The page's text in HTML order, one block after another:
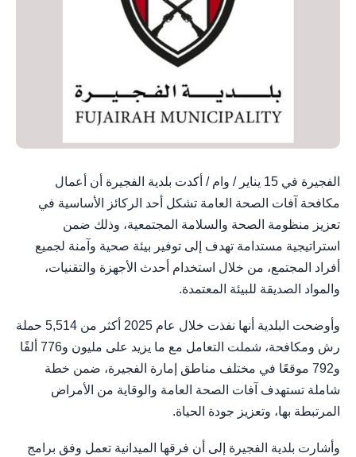
الفجيرة في 15 يناير / وام / أكدت بلدية الفجيرة أن أعمال
مكافحة آفات الصحة العامة تشكل أحد الركائز الأساسية في
تعزيز منظومة الصحة والسلامة المجتمعية، وذلك ضمن
استراتيجية مستدامة تهدف إلى توفير بيئة صحية وآمنة لجميع
أفراد المجتمع، من خلال استخدام أحدث الأجهزة والتقنيات،
والمواد الصديقة للبيئة المعتمدة.
وأوضحت البلدية أنها نفذت خلال عام 2025 أكثر من 5,514 حملة
رش ومكافحة، شملت التعامل مع ما يزيد على مليون و776 ألفًا
و792 موقعًا في مختلف مناطق إمارة الفجيرة، ضمن خطة
شاملة تستهدف آفات الصحة العامة والوقاية من الأمراض
المرتبطة بها، وتعزيز جودة الحياة.
وأشارت بلدية الفجيرة إلى أن فرقها الميدانية تعمل وفق برامج